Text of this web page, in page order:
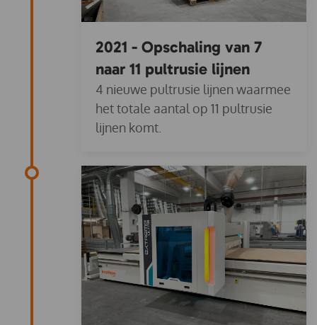
2021 - Opschaling van 7
naar 11 pultrusie lijnen
4 nieuwe pultrusie lijnen waarmee
het totale aantal op 11 pultrusie
lijnen komt.